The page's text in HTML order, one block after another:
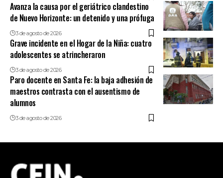
Avanza la causa por el geriátrico clandestino
de Nuevo Horizonte: un detenido y una prófuga
3 de agosto de 2026
Grave incidente en el Hogar de la Niña: cuatro
adolescentes se atrincheraron
3 de agosto de 2026
Paro docente en Santa Fe: la baja adhesión de
maestros contrasta con el ausentismo de
alumnos
3 de agosto de 2026